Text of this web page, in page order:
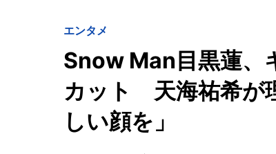
エンタメ
Snow Man目黒蓮、
カット 天海祐希が
しい顔を」